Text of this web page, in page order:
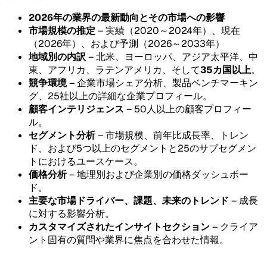
2026年の業界の最新動向とその市場への影響
市場規模の推定– 実績（2020～2024年）、現在
（2026年）、および予測（2026～2033年）
地域別の内訳– 北米、ヨーロッパ、アジア太平洋、中
東、アフリカ、ラテンアメリカ、そして35カ国以上。
競争環境– 企業市場シェア分析、製品ベンチマーキン
グ、25社以上の詳細な企業プロフィール。
顧客インテリジェンス – 50人以上の顧客プロフィー
ル。
セグメント分析– 市場規模、前年比成長率、トレン
ド、および5つ以上のセグメントと25のサブセグメン
トにおけるユースケース。
価格分析– 地理別および企業別の価格ダッシュボー
ド。
主要な市場ドライバー、課題、未来のトレンド – 成長
に対する影響分析。
カスタマイズされたインサイトセクション– クライア
ント固有の質問や業界に焦点を合わせた情報。